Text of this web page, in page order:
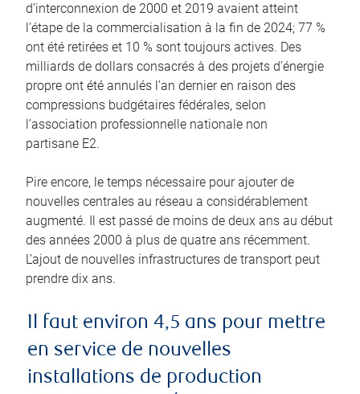
d’interconnexion de 2000 et 2019 avaient atteint
l’étape de la commercialisation à la fin de 2024; 77 %
ont été retirées et 10 % sont toujours actives. Des
milliards de dollars consacrés à des projets d’énergie
propre ont été annulés l’an dernier en raison des
compressions budgétaires fédérales, selon
l’association professionnelle nationale non
partisane E2.
Pire encore, le temps nécessaire pour ajouter de
nouvelles centrales au réseau a considérablement
augmenté. Il est passé de moins de deux ans au début
des années 2000 à plus de quatre ans récemment.
L’ajout de nouvelles infrastructures de transport peut
prendre dix ans.
Il faut environ 4,5 ans pour mettre
en service de nouvelles
installations de production